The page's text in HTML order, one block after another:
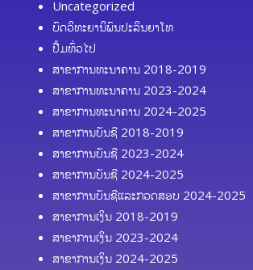
Uncategorized
ບົດວິທະຍານິພົນປະລິນຍາໂທ
ປື້ມທົ່ວໄປ
ສາຂາການທະນາຄານ 2018-2019
ສາຂາການທະນາຄານ 2023-2024
ສາຂາການທະນາຄານ 2024-2025
ສາຂາການບັນຊີ 2018-2019
ສາຂາການບັນຊີ 2023-2024
ສາຂາການບັນຊີ 2024-2025
ສາຂາການບັນຊີແລະກວດສອບ 2024-2025
ສາຂາການເງິນ 2018-2019
ສາຂາການເງິນ 2023-2024
ສາຂາການເງິນ 2024-2025